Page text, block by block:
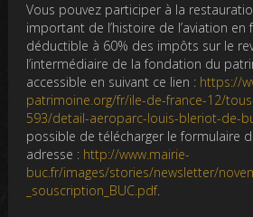
Vous pouvez participer à la
important de l’histoire de l’aviation en
déductible à 60% des impôts sur le
l’intermédiaire de la fondation du
accessible en suivant ce lien : https://
patrimoine.org/fr/ile-de-france-12/
593/detail-aeroparc-louis-bleriot-de-
possible de télécharger le formulaire
adresse : http://www.mairie-
buc.fr/images/stories/newsletter/
_souscription_BUC.pdf.